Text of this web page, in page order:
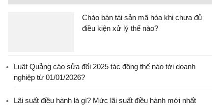
Chào bán tài sản mã hóa khi chưa đủ
điều kiện xử lý thế nào?
Luật Quảng cáo sửa đổi 2025 tác động thế nào tới doanh
nghiệp từ 01/01/2026?
Lãi suất điều hành là gì? Mức lãi suất điều hành mới nhất